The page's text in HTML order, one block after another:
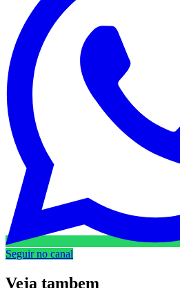
Seguir no canal
Veja tambem